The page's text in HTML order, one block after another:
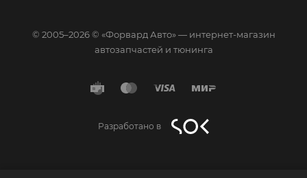
© 2005–2026 © «Форвард Авто» — интернет-магазин
автозапчастей и тюнинга
Разработано в